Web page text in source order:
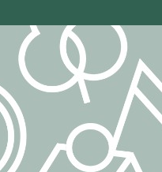
liceità, correttezza,
adottando misure
## 7. Responsabili del
Per la gestione tecnica
Voxmail
, il cui fornitore
GDPR, sulla base di